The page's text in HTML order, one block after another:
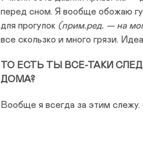
перед сном. Я вообще обожаю
для прогулок (прим.ред. — на
все скользко и много грязи.
ТО ЕСТЬ ТЫ ВСЕ-ТАКИ
ДОМА?
Вообще я всегда за этим слежу.